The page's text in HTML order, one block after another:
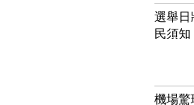
選舉日
民須知
機場驚